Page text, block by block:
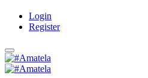
Login
Register